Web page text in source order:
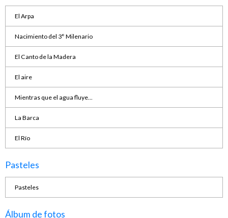
El Arpa
Nacimiento del 3° Milenario
El Canto de la Madera
El aire
Mientras que el agua fluye...
La Barca
El Río
Pasteles
Pasteles
Álbum de fotos